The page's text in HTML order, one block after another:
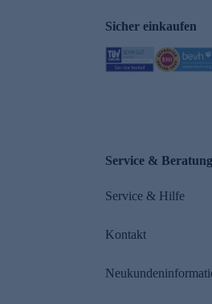
Sicher einkaufen
Service & Beratung
Service & Hilfe
Kontakt